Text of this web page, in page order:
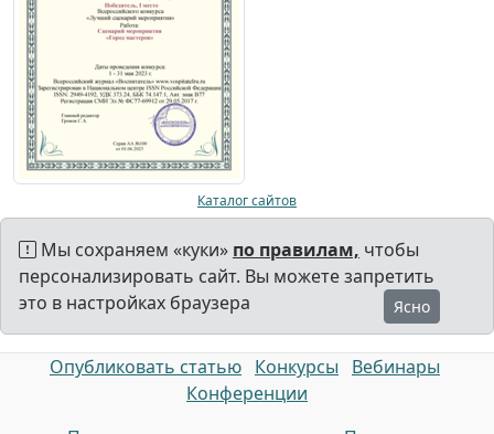
Каталог сайтов
Мы сохраняем «куки» по правилам, чтобы
персонализировать сайт. Вы можете запретить
это в настройках браузера
Ясно
Опубликовать статью Конкурсы
Вебинары
Конференции